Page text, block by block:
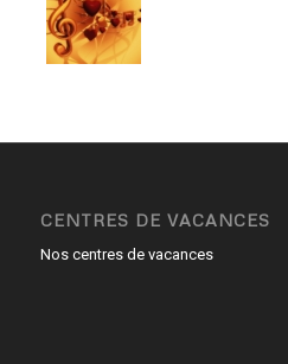
CENTRES DE VACANCES
Nos centres de vacances